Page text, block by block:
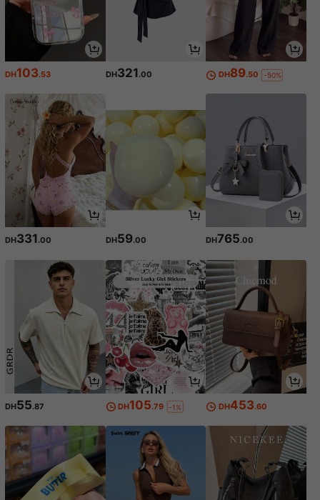
DH103.53 DH321 .00 DH89.50 -50%
DH331 .00 DH59.00 DH765.00
DH55.87 DH105.79 -1% DH453.60